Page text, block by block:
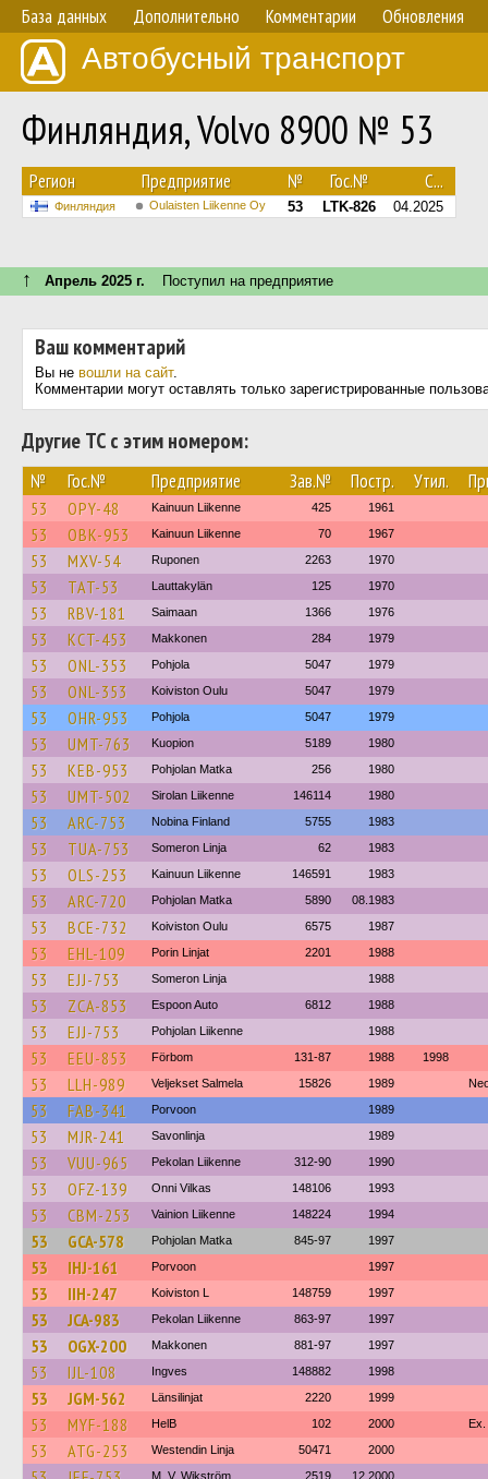
База данных Дополнительно Комментарии Обновления
Автобусный транспорт
Финляндия, Volvo 8900 № 53
Регион Предприятие № Гос.№ С...
Финляндия Oulaisten Liikenne Oy 53 LTK-826 04.2025
↑ Апрель 2025 г. Поступил на предприятие
Ваш комментарий
Вы не вошли на сайт.
Комментарии могут оставлять только зарегистрированные
Другие ТС с этим номером:
№ Гос.№ Предприятие Зав.№ Постр. Утил.
53 OPY-48 Kainuun Liikenne 425 1961
53 OBK-953 Kainuun Liikenne 70 1967
53 MXV-54 Ruponen 2263 1970
53 TAT-53 Lauttakylän 125 1970
53 RBV-181 Saimaan 1366 1976
53 KCT-453 Makkonen 284 1979
53 ONL-353 Pohjola 5047 1979
53 ONL-353 Koiviston Oulu 5047 1979
53 OHR-953 Pohjola 5047 1979
53 UMT-763 Kuopion 5189 1980
53 KEB-953 Pohjolan Matka 256 1980
53 UMT-502 Sirolan Liikenne 146114 1980
53 ARC-753 Nobina Finland 5755 1983
53 TUA-753 Someron Linja 62 1983
53 OLS-253 Kainuun Liikenne 146591 1983
53 ARC-720 Pohjolan Matka 5890 08.1983
53 BCE-732 Koiviston Oulu 6575 1987
53 EHL-109 Porin Linjat 2201 1988
53 EJJ-753 Someron Linja 1988
53 ZCA-853 Espoon Auto 6812 1988
53 EJJ-753 Pohjolan Liikenne 1988
53 EEU-853 Förbom 131-87 1988 1998
53 LLH-989 Veljekset Salmela 15826 1989
53 FAB-341 Porvoon 1989
53 MJR-241 Savonlinja 1989
53 VUU-965 Pekolan Liikenne 312-90 1990
53 OFZ-139 Onni Vilkas 148106 1993
53 CBM-253 Vainion Liikenne 148224 1994
53 GCA-578 Pohjolan Matka 845-97 1997
53 IHJ-161 Porvoon 1997
53 IIH-247 Koiviston L 148759 1997
53 JCA-983 Pekolan Liikenne 863-97 1997
53 OGX-200 Makkonen 881-97 1997
53 IJL-108 Ingves 148882 1998
53 JGM-562 Länsilinjat 2220 1999
53 MYF-188 HelB 102 2000 Ex.
53 ATG-253 Westendin Linja 50471 2000
M. V. Wikström 2519 12.2000